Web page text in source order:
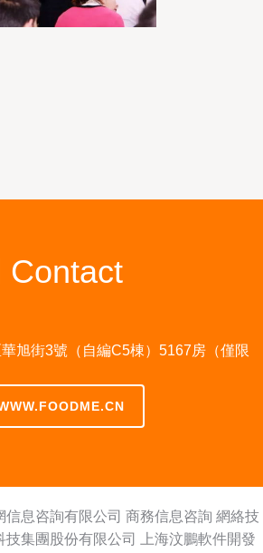
Contact
旭街3號（自編C5棟）5167房（僅限
信息咨詢有限公司 商務信息咨詢 網絡技
技集團股份有限公司
上海汶鵬軟件開發